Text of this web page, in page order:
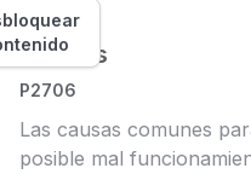
Causas
P2706
Las causas comunes
posible mal